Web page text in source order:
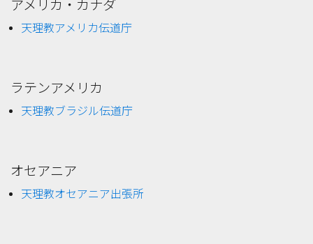
アメリカ・カナダ
天理教アメリカ伝道庁
ラテンアメリカ
天理教ブラジル伝道庁
オセアニア
天理教オセアニア出張所